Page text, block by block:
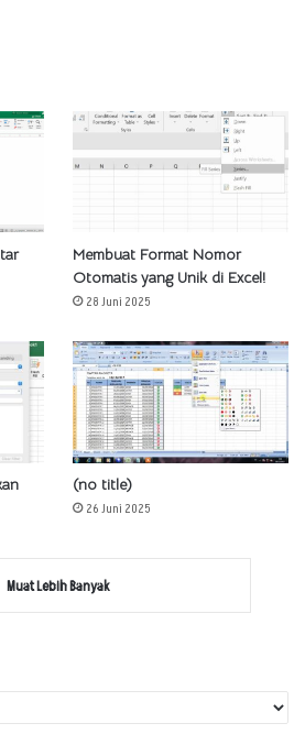
Membuat Format Nomor
Otomatis yang Unik di Excel!
28 Juni 2025
(no title)
26 Juni 2025
Muat Lebih Banyak